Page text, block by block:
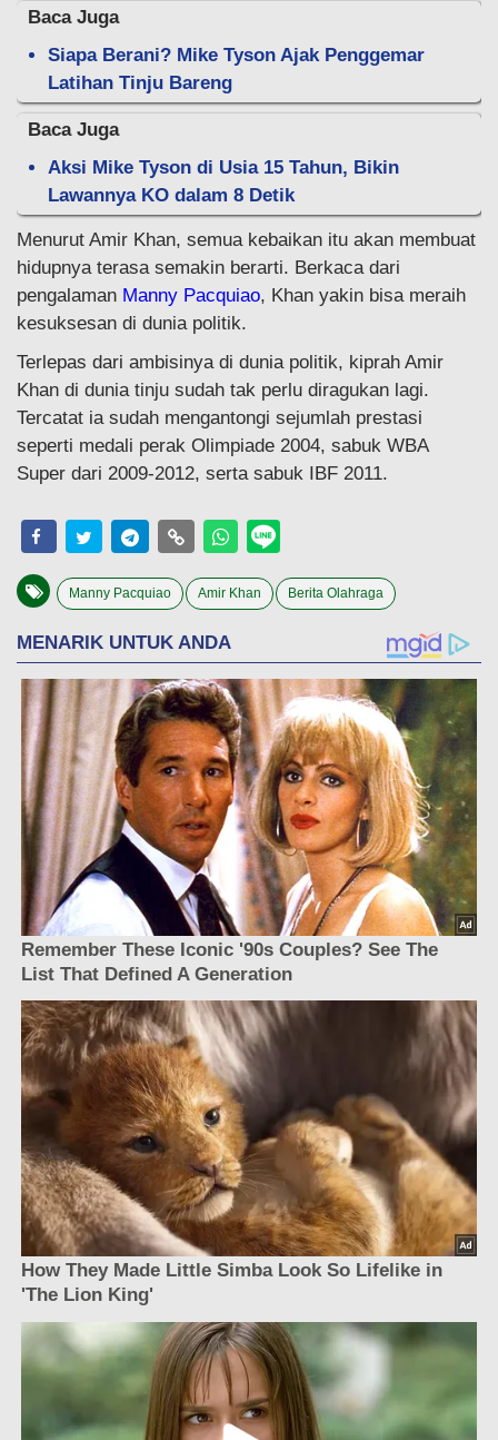
Baca Juga
Siapa Berani? Mike Tyson Ajak Penggemar
Latihan Tinju Bareng
Baca Juga
Aksi Mike Tyson di Usia 15 Tahun, Bikin
Lawannya KO dalam 8 Detik
Menurut Amir Khan, semua kebaikan itu akan membuat
hidupnya terasa semakin berarti. Berkaca dari
pengalaman Manny Pacquiao, Khan yakin bisa meraih
kesuksesan di dunia politik.
Terlepas dari ambisinya di dunia politik, kiprah Amir
Khan di dunia tinju sudah tak perlu diragukan lagi.
Tercatat ia sudah mengantongi sejumlah prestasi
seperti medali perak Olimpiade 2004, sabuk WBA
Super dari 2009-2012, serta sabuk IBF 2011.
Manny Pacquiao Amir Khan Berita Olahraga